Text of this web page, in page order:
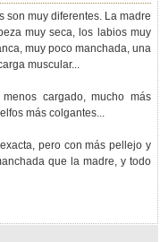
son muy diferentes. La madre
muy seca, los labios muy
muy poco manchada, una
muscular...
cargado, mucho más
más colgantes...
pero con más pellejo y
que la madre, y todo